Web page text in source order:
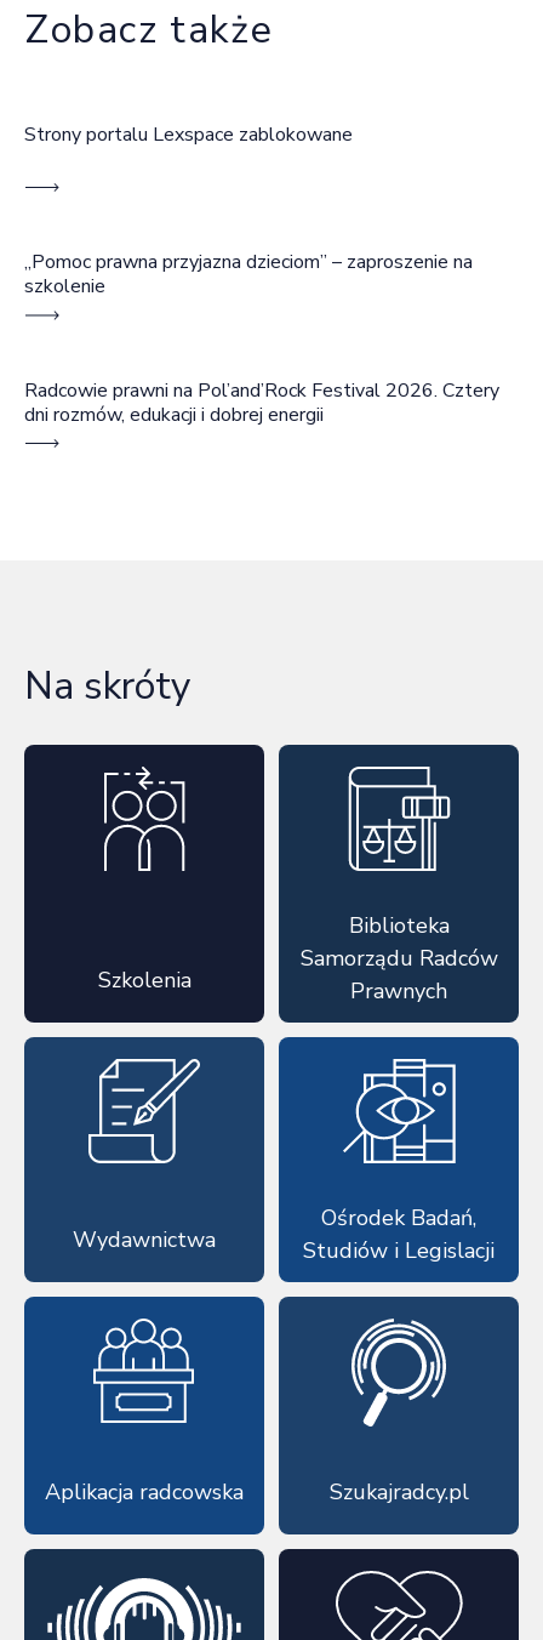
Zobacz także
Strony portalu Lexspace zablokowane
„Pomoc prawna przyjazna dzieciom” – zaproszenie na
szkolenie
Radcowie prawni na Pol’and’Rock Festival 2026. Cztery
dni rozmów, edukacji i dobrej energii
Na skróty
Szkolenia
Biblioteka
Samorządu Radców
Prawnych
Wydawnictwa
Ośrodek Badań,
Studiów i Legislacji
Aplikacja radcowska Szukajradcy.pl